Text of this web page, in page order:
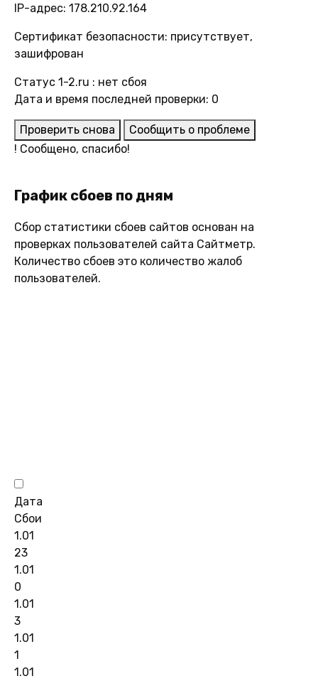
IP-адрес: 178.210.92.164
Сертификат безопасности: присутствует,
зашифрован
Статус 1-2.ru : нет сбоя
Дата и время последней проверки: 0
Проверить снова
Сообщить о проблеме
! Сообщено, спасибо!
График сбоев по дням
Сбор статистики сбоев сайтов основан на
проверках пользователей сайта Сайтметр.
Количество сбоев это количество жалоб
пользователей.
Дата
Сбои
1.01
23
1.01
0
1.01
3
1.01
1
1.01